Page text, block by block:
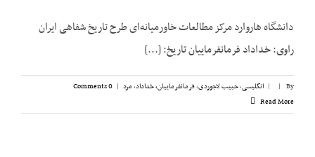
دانشگاه هاروارد مرکز مطالعات خاورمیانه‌ای طرح تاریخ شفاهی ایران
راوی: خداداد فرمانفرماییان تاریخ: [...]
By
|
| انگلیسی,حبیب لاجوردی,فرمانفرماییان، خداداد,مرد |
0 Comments
Read More